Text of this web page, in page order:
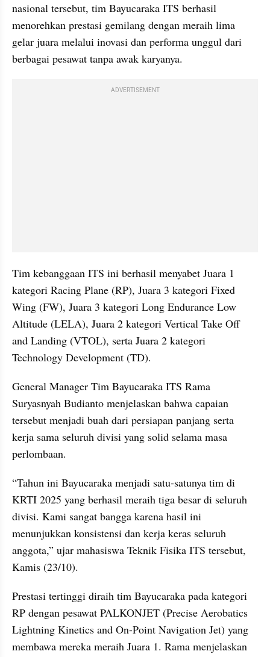
nasional tersebut, tim Bayucaraka ITS berhasil
menorehkan prestasi gemilang dengan meraih lima
gelar juara melalui inovasi dan performa unggul dari
berbagai pesawat tanpa awak karyanya.
ADVERTISEMENT
Tim kebanggaan ITS ini berhasil menyabet Juara 1
kategori Racing Plane (RP), Juara 3 kategori Fixed
Wing (FW), Juara 3 kategori Long Endurance Low
Altitude (LELA), Juara 2 kategori Vertical Take Off
and Landing (VTOL), serta Juara 2 kategori
Technology Development (TD).
General Manager Tim Bayucaraka ITS Rama
Suryasnyah Budianto menjelaskan bahwa capaian
tersebut menjadi buah dari persiapan panjang serta
kerja sama seluruh divisi yang solid selama masa
perlombaan.
“Tahun ini Bayucaraka menjadi satu-satunya tim di
KRTI 2025 yang berhasil meraih tiga besar di seluruh
divisi. Kami sangat bangga karena hasil ini
menunjukkan konsistensi dan kerja keras seluruh
anggota,” ujar mahasiswa Teknik Fisika ITS tersebut,
Kamis (23/10).
Prestasi tertinggi diraih tim Bayucaraka pada kategori
RP dengan pesawat PALKONJET (Precise Aerobatics
Lightning Kinetics and On-Point Navigation Jet) yang
membawa mereka meraih Juara 1. Rama menjelaskan